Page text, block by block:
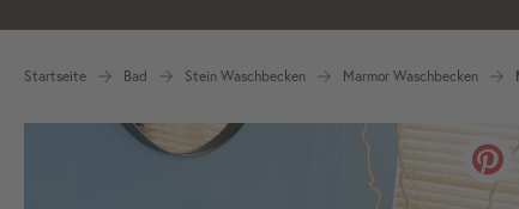
Startseite Bad Stein Waschbecken Marmor Waschbecken